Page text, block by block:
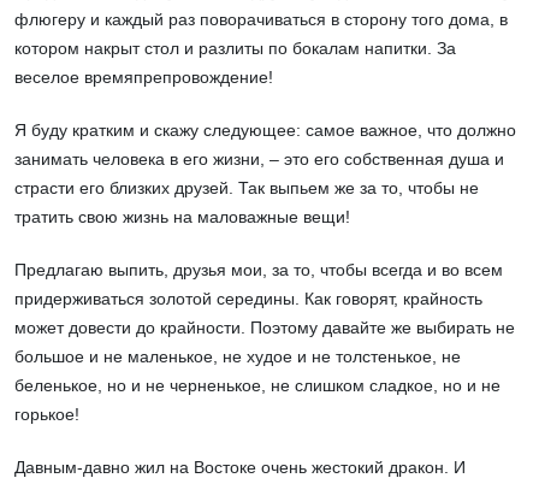
флюгеру и каждый раз поворачиваться в сторону того дома, в
котором накрыт стол и разлиты по бокалам напитки. За
веселое времяпрепровождение!
Я буду кратким и скажу следующее: самое важное, что должно
занимать человека в его жизни, – это его собственная душа и
страсти его близких друзей. Так выпьем же за то, чтобы не
тратить свою жизнь на маловажные вещи!
Предлагаю выпить, друзья мои, за то, чтобы всегда и во всем
придерживаться золотой середины. Как говорят, крайность
может довести до крайности. Поэтому давайте же выбирать не
большое и не маленькое, не худое и не толстенькое, не
беленькое, но и не черненькое, не слишком сладкое, но и не
горькое!
Давным-давно жил на Востоке очень жестокий дракон. И